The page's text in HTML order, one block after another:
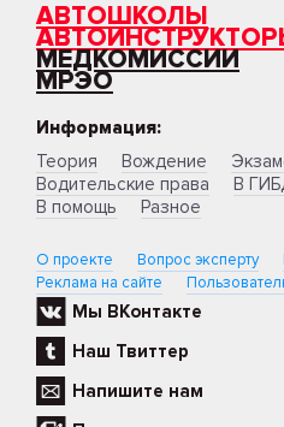
АВТОШКОЛЫ
МЕДКОМИССИИ
МРЭО
Информация:
Теория
Вождение
Водительские права
В
В помощь
Разное
О проекте Вопрос эксперту
Реклама на сайте
Мы ВКонтакте
Наш Твиттер
Напишите нам